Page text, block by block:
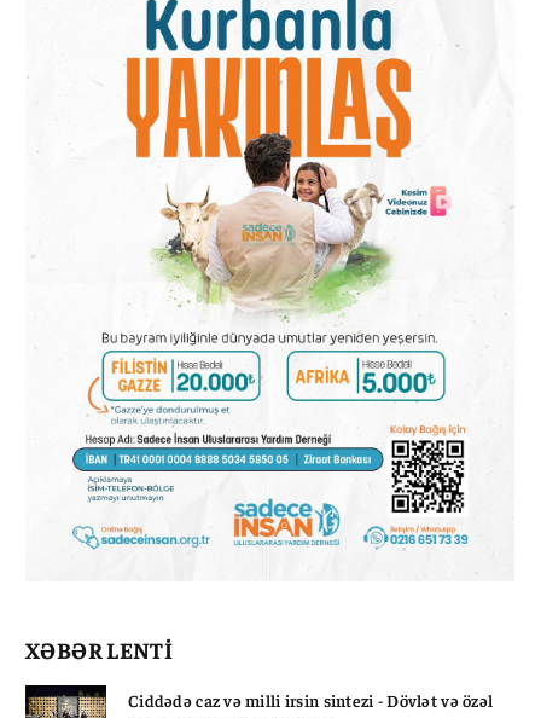
XƏBƏR LENTİ
Ciddədə caz və milli irsin sintezi - Dövlət və özəl